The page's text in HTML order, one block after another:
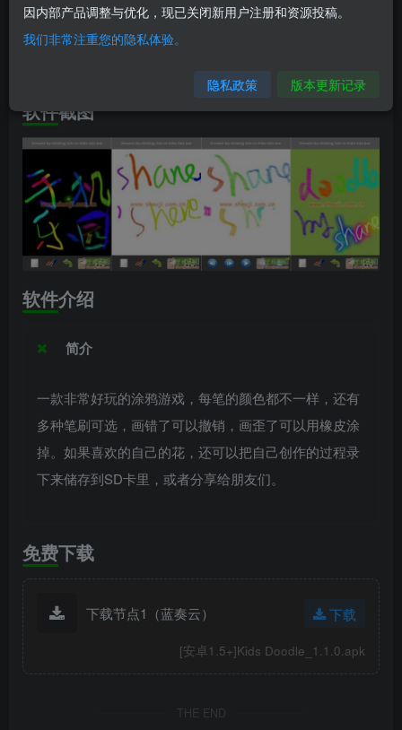
兼容版本：安卓6.0+
软件截图
软件介绍
简介
一款非常好玩的涂鸦游戏，每笔的颜色都不一样，还有
多种笔刷可选，画错了可以撤销，画歪了可以用橡皮涂
掉。如果喜欢的自己的花，还可以把自己创作的过程录
下来储存到SD卡里，或者分享给朋友们。
免费下载
下载节点1（蓝奏云） 下载
[安卓1.5+]Kids Doodle_1.1.0.apk
THE END
因内部产品调整与优化，现已关闭新用户注册和资源投稿。
我们非常注重您的隐私体验。
隐私政策 版本更新记录